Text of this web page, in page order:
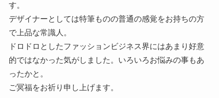
す。
デザイナーとしては特筆ものの普通の感覚をお持ちの方
で上品な常識人。
ドロドロとしたファッションビジネス界にはあまり好意
的ではなかった気がしました。いろいろお悩みの事もあ
ったかと。
ご冥福をお祈り申し上げます。